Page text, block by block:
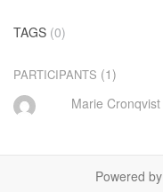
TAGS (0)
PARTICIPANTS (1)
Marie Cronqvist
Powered by